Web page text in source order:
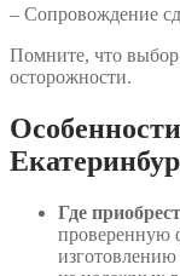
– Сопровождение
Помните, что выбор
осторожности.
Где
проверенную